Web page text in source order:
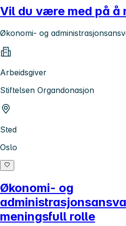
Vil du være med på å
Økonomi- og
Arbeidsgiver
Stiftelsen Organdonasjon
Sted
Oslo
Økonomi- og
meningsfull rolle